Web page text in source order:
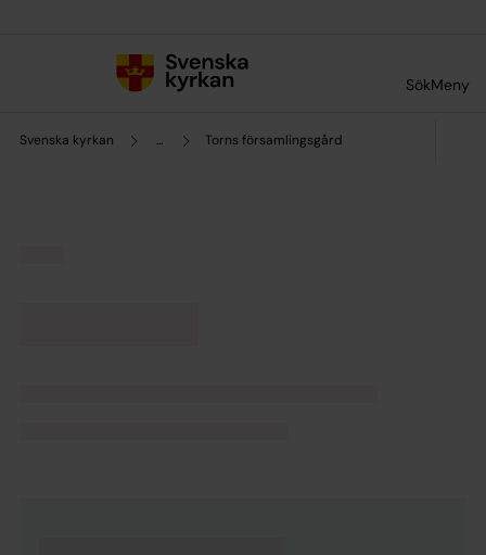
SökMeny
Svenska kyrkan ... Torns församlingsgård